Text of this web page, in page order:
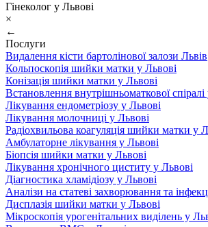
Гінеколог у Львові
×
←
Послуги
Видалення кісти бартолінової залози Львів
Кольпоскопія шийки матки у Львові
Конізація шийки матки у Львові
Встановлення внутрішньоматкової спіралі
Лікування ендометріозу у Львові
Лікування молочниці у Львові
Радіохвильова коагуляція шийки матки у
Амбулаторне лікування у Львові
Біопсія шийки матки у Львові
Лікування хронічного циститу у Львові
Діагностика хламідіозу у Львові
Аналізи на статеві захворювання та
Дисплазія шийки матки у Львові
Мікроскопія урогенітальних виділень у